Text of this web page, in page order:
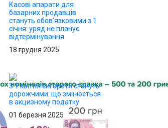
Касові апарати для
базарних продавців
стануть обов’язковими з 1
січня: уряд не планує
відтермінування
18 грудня 2025
З 1 квітня сигарети стануть
дорожчими: що змінюється
в акцизному податку
01 березня 2025